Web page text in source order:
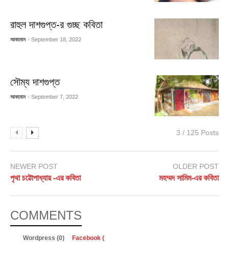
রাহুল দাশগুপ্ত-র গুচ্ছ কবিতা
আবহমান - September 18, 2022
সৌম্য দাশগুপ্ত
আবহমান - September 7, 2022
3 / 125 Posts
NEWER POST
পৃথা চট্টোপাধ্যায় -এর কবিতা
OLDER POST
মহম্মদ সামিম-এর কবিতা
COMMENTS
Wordpress (0) Facebook (